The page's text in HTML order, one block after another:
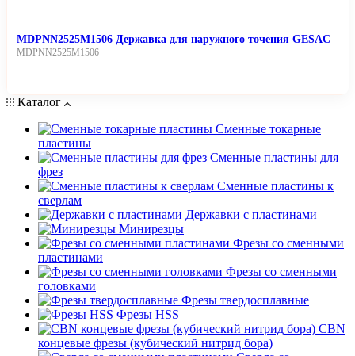
MDPNN2525M1506 Державка для наружного точения GESAC
MDPNN2525M1506
Каталог
Сменные токарные
пластины
Сменные пластины для
фрез
Сменные пластины к
сверлам
Державки с пластинами
Минирезцы
Фрезы со сменными
пластинами
Фрезы со сменными
головками
Фрезы твердосплавные
Фрезы HSS
CBN
концевые фрезы (кубический нитрид бора)